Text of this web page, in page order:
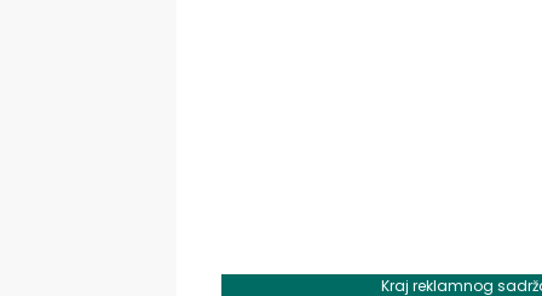
Kraj reklamnog